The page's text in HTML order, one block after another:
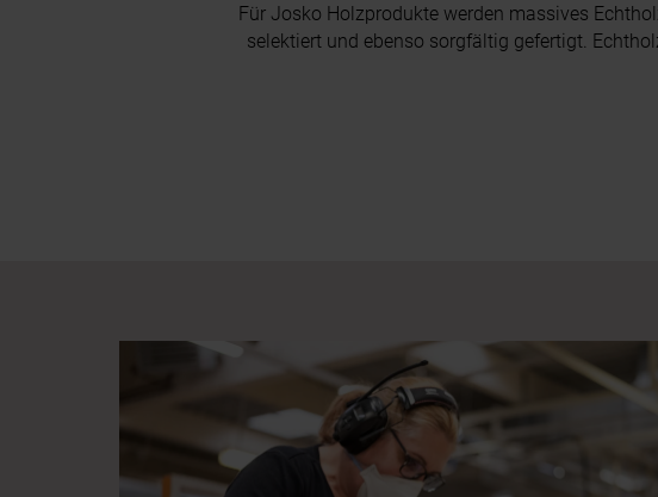
Für Josko Holzprodukte werden massives
selektiert und ebenso sorgfältig gefertigt.
Slider überspringen